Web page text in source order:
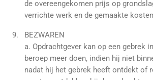
de overeengekomen prijs op
verrichte werk en de gemaakte
BEZWAREN
a. Opdrachtgever kan op een gebrek
beroep meer doen, indien hij niet
nadat hij het gebrek heeft ontdekt of